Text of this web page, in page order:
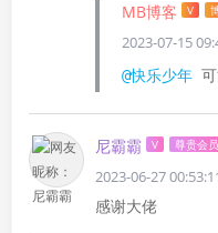
MB博客 V
2023-07-15
@快乐少年
尼霸霸 V 尊贵会员
2023-06-27
感谢大佬